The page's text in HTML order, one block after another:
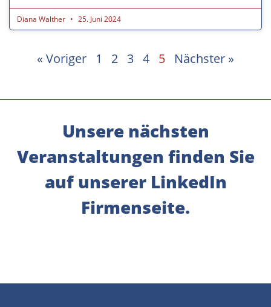
Diana Walther 25. Juni 2024
« Voriger 1 2 3 4 5 Nächster »
Unsere nächsten
Veranstaltungen finden Sie
auf unserer LinkedIn
Firmenseite.